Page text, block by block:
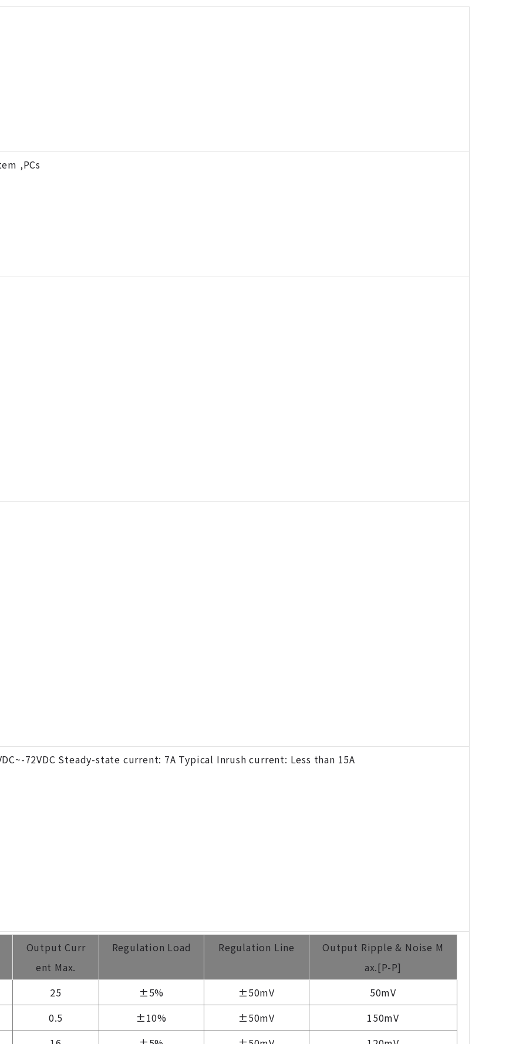
,PCs
72VDC Steady-state current: 7A Typical Inrush current: Less than 15A
Output Curr
ent Max.
Regulation Load Regulation Line
Output Ripple & Noise M
ax.[P-P]
25 ±5% ±50mV
50mV
0.5 ±10% ±50mV
150mV